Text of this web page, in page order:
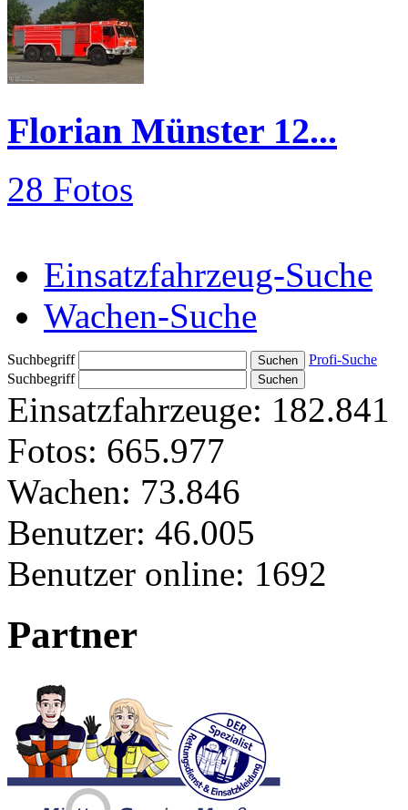
Florian Münster 12...
28 Fotos
Einsatzfahrzeug-Suche
Wachen-Suche
Suchbegriff
Profi-Suche
Suchbegriff
Einsatzfahrzeuge: 182.841
Fotos: 665.977
Wachen: 73.846
Benutzer: 46.005
Benutzer online: 1692
Partner